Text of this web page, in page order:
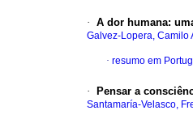
· A dor humana:
Galvez-Lopera, Camilo
· resumo em
· Pensar a
Santamaría-Velasco,